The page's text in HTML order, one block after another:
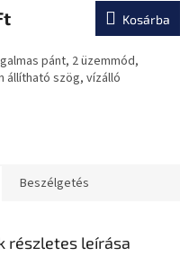
Kosárba
pánt, 2 üzemmód,
állítható szög, vízálló
Beszélgetés
részletes leírása